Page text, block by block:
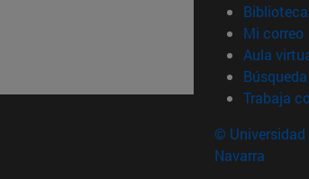
Biblioteca
Mi correo
Aula
Trabaja
© Universidad
Navarra